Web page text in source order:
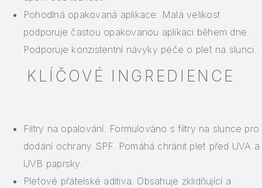
Pohodlná opakovaná aplikace: Malá velikost
podporuje častou opakovanou aplikaci během dne.
Podporuje konzistentní návyky péče o pleť na slunci.
KLÍČOVÉ INGREDIENCE
Filtry na opalování: Formulováno s filtry na slunce pro
dodání ochrany SPF. Pomáhá chránit pleť před UVA a
UVB paprsky.
Pleťové přátelské aditiva: Obsahuje zklidňující a